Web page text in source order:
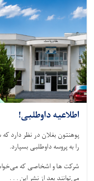
اطلاعیه داوطلبی!
پوهنتون بغلان در نظر دارد
را به پروسه داوطلبی بسپارد.
شرکت‌ ها و اشخاصی که
می‌توانند بعد از نشر این . . .